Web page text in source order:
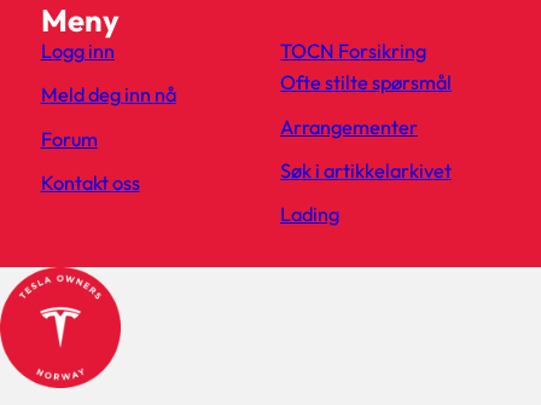
Meny
Logg inn
Meld deg inn nå
Forum
Kontakt oss
TOCN Forsikring
Ofte stilte spørsmål
Arrangementer
Søk i artikkelarkivet
Lading